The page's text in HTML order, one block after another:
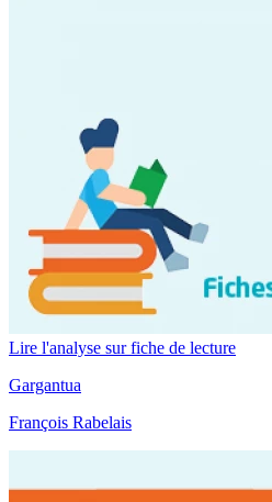
Lire l'analyse sur fiche de lecture
Gargantua
François Rabelais